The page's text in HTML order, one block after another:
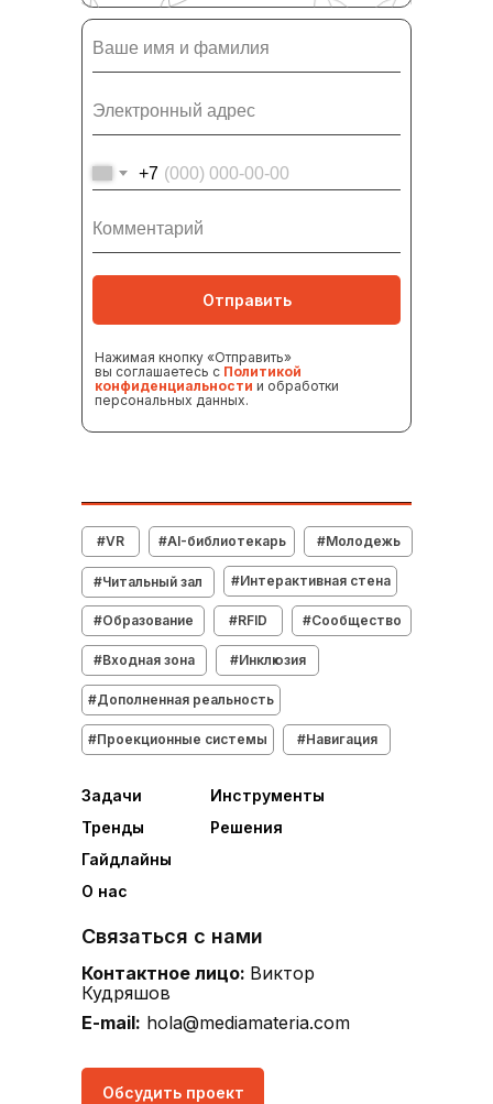
Нажимая кнопку «Отправить»
вы соглашаетесь с Политикой
конфиденциальности и обработки
персональных данных.
Ваше имя и фамилия
Электронный адрес
+7
Комментарий
Отправить
#RFID
#Образование
#Интерактивная стена
#Читальный зал
#Молодежь
#AI-библиотекарь
#Навигация
#Проекционные системы
Обсудить проект
#Дополненная реальность
#Инклюзия
#Входная зона
#Сообщество
#VR
Гайдлайны
О нас
E-mail: hola@mediamateria.com
Контактное лицо: Виктор
Кудряшов
Связаться с нами
Решения
Инструменты
Тренды
Задачи